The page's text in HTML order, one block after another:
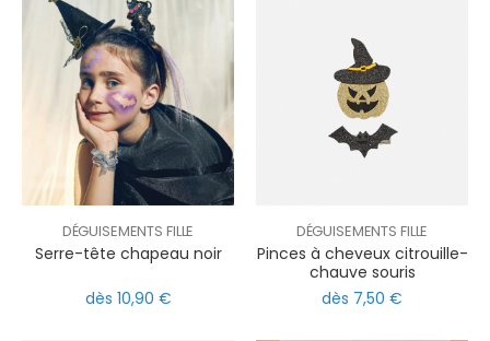
DÉGUISEMENTS FILLE
Serre-tête chapeau noir
dès 10,90 €
DÉGUISEMENTS FILLE
Pinces à cheveux citrouille-
chauve souris
dès 7,50 €